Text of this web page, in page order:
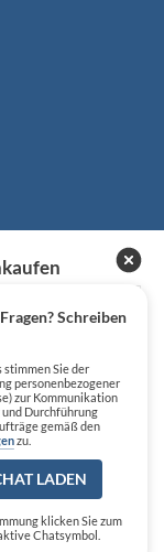
Schreiben
stimmen Sie der
personenbezogener
zur Kommunikation
Durchführung
gemäß den
zu.
LADEN
klicken Sie zum
Chatsymbol.